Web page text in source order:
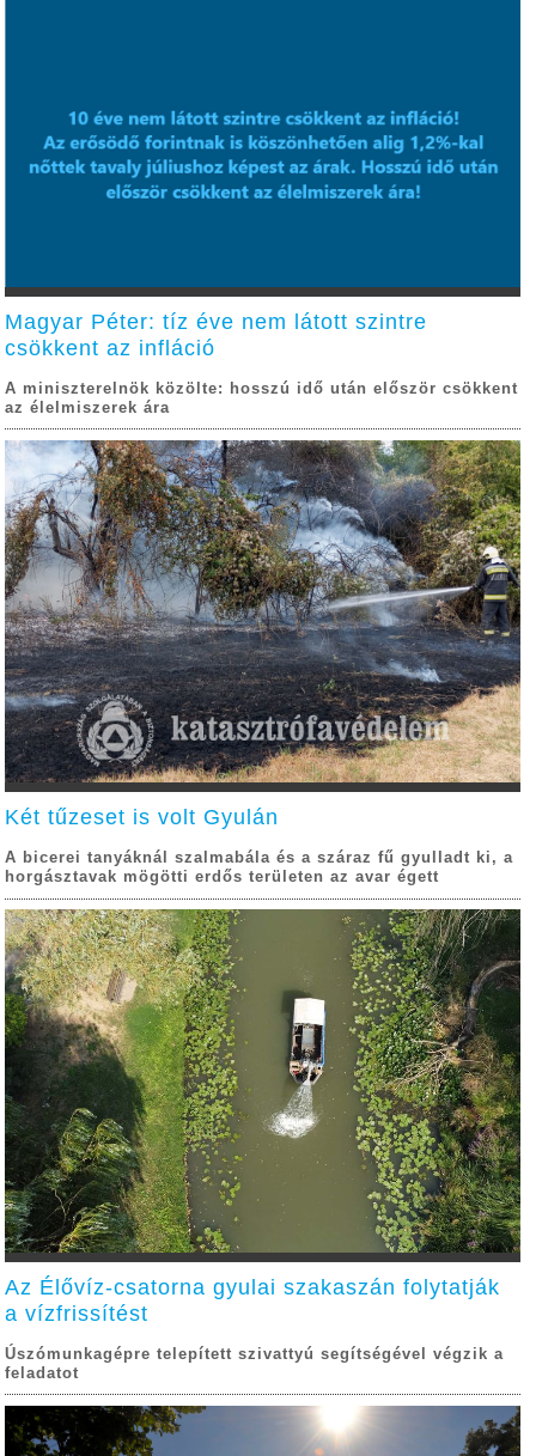
Magyar Péter: tíz éve nem látott szintre
csökkent az infláció
A miniszterelnök közölte: hosszú idő után először csökkent
az élelmiszerek ára
Két tűzeset is volt Gyulán
A bicerei tanyáknál szalmabála és a száraz fű gyulladt ki, a
horgásztavak mögötti erdős területen az avar égett
Az Élővíz-csatorna gyulai szakaszán folytatják
a vízfrissítést
Úszómunkagépre telepített szivattyú segítségével végzik a
feladatot